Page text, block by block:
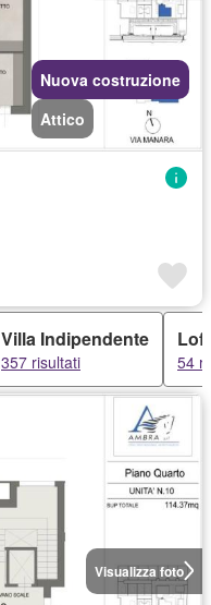
Nuova costruzione
Attico
Villa Indipendente
357 risultati
Loft
54
Visualizza foto